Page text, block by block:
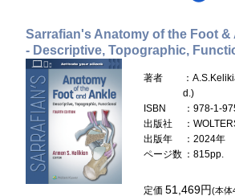
Sarrafian's Anatomy of the Foot &
- Descriptive, Topographic,
著者
：
d.)
ISBN
：978-1-
出版社
：
出版年
：2024年
ページ数 ：815pp.
定価51,469円(本体